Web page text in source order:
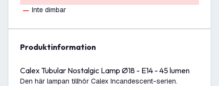
Inte dimbar
produktinformation
Calex Tubular Nostalgic Lamp Ø18 - E14 - 45 lumen
Den här lampan tillhör Calex Incandescent-serien.